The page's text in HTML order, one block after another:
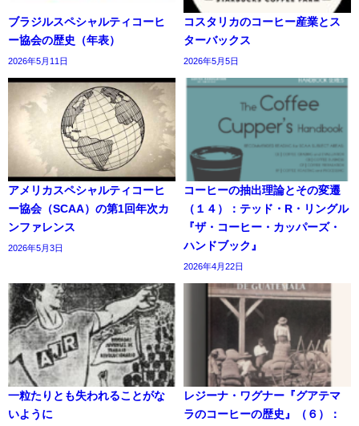
ブラジルスペシャルティコーヒ
ー協会の歴史（年表）
2026年5月11日
コスタリカのコーヒー産業とス
ターバックス
2026年5月5日
アメリカスペシャルティコーヒ
ー協会（SCAA）の第1回年次カ
ンファレンス
2026年5月3日
コーヒーの抽出理論とその変遷
（１４）：テッド・R・リングル
『ザ・コーヒー・カッパーズ・
ハンドブック』
2026年4月22日
一粒たりとも失われることがな
いように
レジーナ・ワグナー『グアテマ
ラのコーヒーの歴史』（６）：